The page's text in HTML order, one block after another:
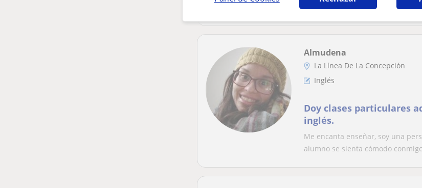
mejorar tu pronunciación, ser
Almudena
La Línea De La Concepción
Inglés
Doy clases particulares
inglés.
Me encanta enseñar, soy una
alumno se sienta cómodo